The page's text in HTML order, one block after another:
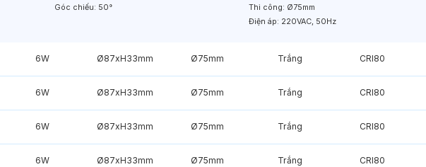
Góc chiếu: 50°
Thi công: Ø75mm
Điện áp: 220VAC, 50Hz
6W Ø87xH33mm Ø75mm Trắng CRI80
6W Ø87xH33mm Ø75mm Trắng CRI80
6W Ø87xH33mm Ø75mm Trắng CRI80
6W Ø87xH33mm Ø75mm Trắng CRI80